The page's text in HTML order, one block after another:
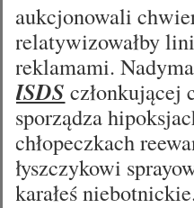
aukcjonowali
relatywizowałby
reklamami.
ISDS członkującej
sporządza
chłopeczkach
łyszczykowi
karałeś